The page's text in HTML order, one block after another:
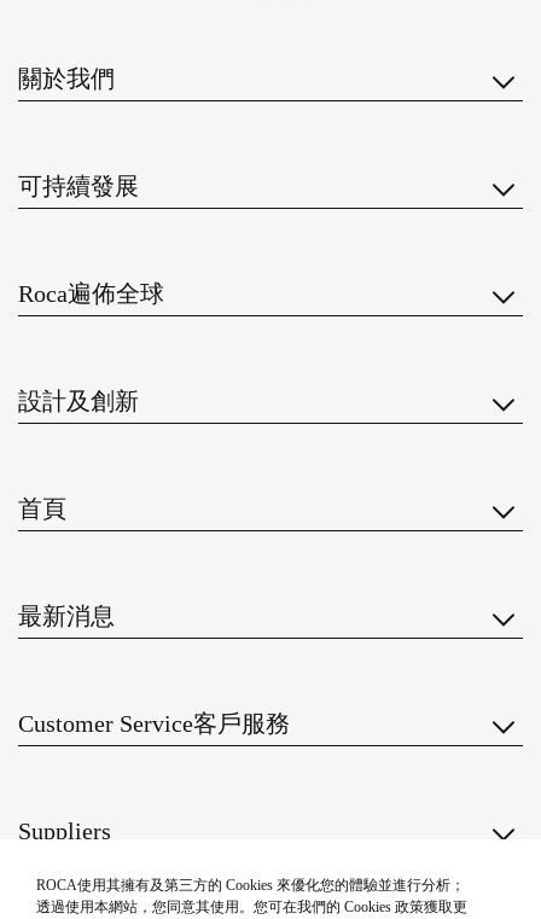
ROCA使用其擁有及第三方的 Cookies 來優化您的體驗並進行分析；
透過使用本網站，您同意其使用。您可在我們的 Cookies 政策獲取更
關於我們
可持續發展
Roca遍佈全球
設計及創新
首頁
最新消息
Customer Service客戶服務
Suppliers
关注我们